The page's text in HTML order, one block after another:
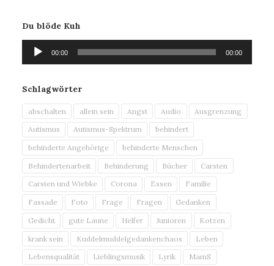
Du blöde Kuh
Audio-
Player
00:00 00:00
Schlagwörter
abschalten allein sein Angst Audio
Ausgrenzung
Autismus
Autismus-Spektrum
behindert
behinderte Angehörige
behinderte Menschen
Behindertenarbeit
Behinderung Bücher
Carsten
Carsten und Wiebke
Corona Essen
Familie
Fassade
Foto Frage Fragen
Gedanken
Gedicht
gute Laune Helfer Junioren
Kotzen
krank sein
Kuddelmuddelgedankenchaos
Leben
Lebensqualität
Lieblingsmusik Lyrik MamS